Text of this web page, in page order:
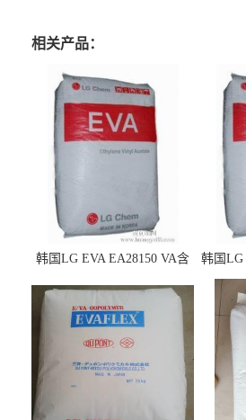
相关产品：
韩国LG EVA EA28150 VA含
韩国LG
级